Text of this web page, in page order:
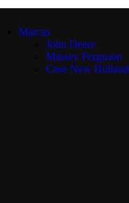
Marcas
John Deere
Massey Ferguson
Case New Holland